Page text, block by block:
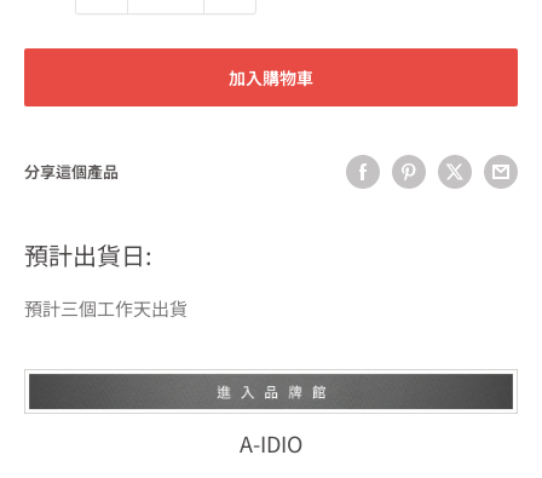
加入購物車
分享這個產品
預計出貨日:
預計三個工作天出貨
A-IDIO